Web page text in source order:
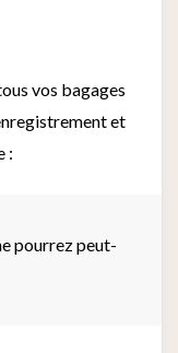
vos bagages
et
:
pourrez peut-